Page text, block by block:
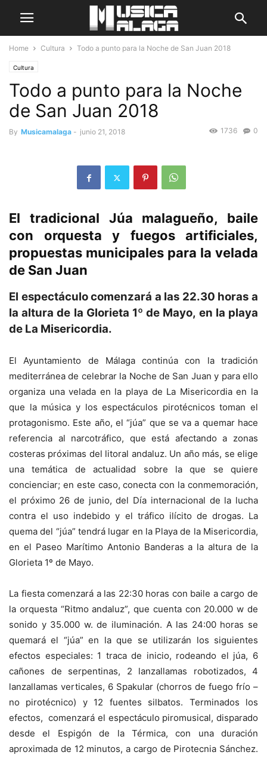
Home Cultura Todo a punto para la Noche de San Juan 2018
Cultura
Todo a punto para la Noche
de San Juan 2018
By Musicamalaga - junio 21, 2018 0
1736
El tradicional Júa malagueño, baile
con orquesta y fuegos artificiales,
propuestas municipales para la velada
de San Juan
El espectáculo comenzará a las 22.30 horas a
la altura de la Glorieta 1º de Mayo, en la playa
de La Misericordia.
El Ayuntamiento de Málaga continúa con la tradición
mediterránea de celebrar la Noche de San Juan y para ello
organiza una velada en la playa de La Misericordia en la
que la música y los espectáculos pirotécnicos toman el
protagonismo. Este año, el “júa” que se va a quemar hace
referencia al narcotráfico, que está afectando a zonas
costeras próximas del litoral andaluz. Un año más, se elige
una temática de actualidad sobre la que se quiere
concienciar; en este caso, conecta con la conmemoración,
el próximo 26 de junio, del Día internacional de la lucha
contra el uso indebido y el tráfico ilícito de drogas. La
quema del “júa” tendrá lugar en la Playa de la Misericordia,
en el Paseo Marítimo Antonio Banderas a la altura de la
Glorieta 1º de Mayo.
La fiesta comenzará a las 22:30 horas con baile a cargo de
la orquesta “Ritmo andaluz”, que cuenta con 20.000 w de
sonido y 35.000 w. de iluminación. A las 24:00 horas se
quemará el “júa” en la que se utilizarán los siguientes
efectos especiales: 1 traca de inicio, rodeando el júa, 6
cañones de serpentinas, 2 lanzallamas robotizados, 4
lanzallamas verticales, 6 Spakular (chorros de fuego frío –
no pirotécnico) y 12 fuentes silbatos. Terminados los
efectos, comenzará el espectáculo piromusical, disparado
desde el Espigón de la Térmica, con una duración
aproximada de 12 minutos, a cargo de Pirotecnia Sánchez.